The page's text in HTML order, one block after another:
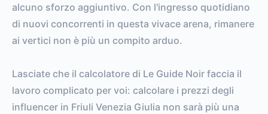
alcuno sforzo aggiuntivo. Con l'ingresso quotidiano
di nuovi concorrenti in questa vivace arena, rimanere
ai vertici non è più un compito arduo.
Lasciate che il calcolatore di Le Guide Noir faccia il
lavoro complicato per voi: calcolare i prezzi degli
influencer in Friuli Venezia Giulia non sarà più una